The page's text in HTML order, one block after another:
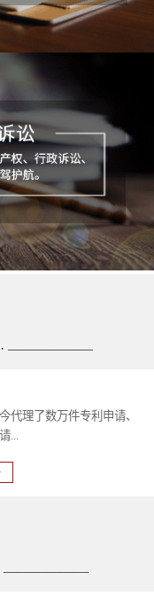
· ——————
代理了数万件专利申请、
...
· ——————